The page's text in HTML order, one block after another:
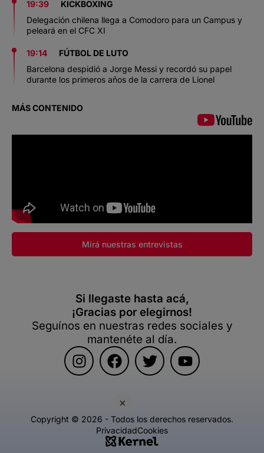
×
19:39
KICKBOXING
Delegación chilena llega a Comodoro para un Campus y
peleará en el CFC XI
19:14
FÚTBOL DE LUTO
Barcelona despidió a Jorge Messi y recordó su papel
durante los primeros años de la carrera de Lionel
MÁS CONTENIDO
Mirá nuestras entrevistas
Si llegaste hasta acá,
¡Gracias por elegirnos!
Seguínos en nuestras redes sociales y
mantenéte al día.
Copyright © 2026 - Todos los derechos reservados.
PrivacidadCookies